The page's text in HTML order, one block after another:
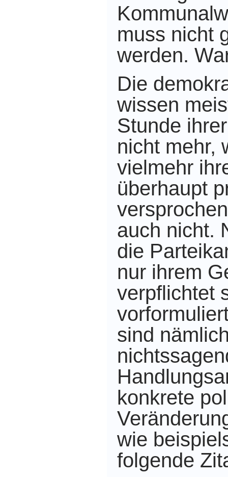
muss nicht
werden.
Die
wissen
Stunde
nicht mehr,
vielmehr
überhaupt
auch nicht.
die
nur ihrem
verpflichtet
sind
konkrete
wie
folgende